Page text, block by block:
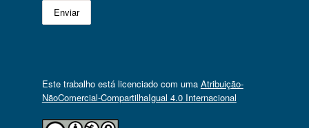
Este trabalho está licenciado com uma Atribuição-
NãoComercial-CompartilhaIgual 4.0 Internacional